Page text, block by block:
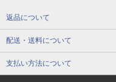
返品について
配送・送料について
支払い方法について